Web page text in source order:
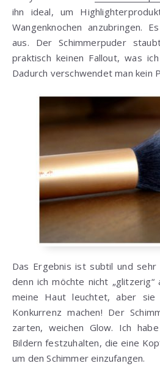
ihn ideal, um
Wangenknochen anzubringen.
aus. Der Schimmerpuder
praktisch keinen Fallout, was
Dadurch verschwendet man kein
Das Ergebnis ist subtil und
denn ich möchte nicht „glitzerig“
meine Haut leuchtet, aber sie
Konkurrenz machen! Der
zarten, weichen Glow. Ich
Bildern festzuhalten, die eine
um den Schimmer einzufangen.